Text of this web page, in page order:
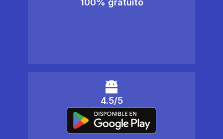
100% gratuito
4.5/5